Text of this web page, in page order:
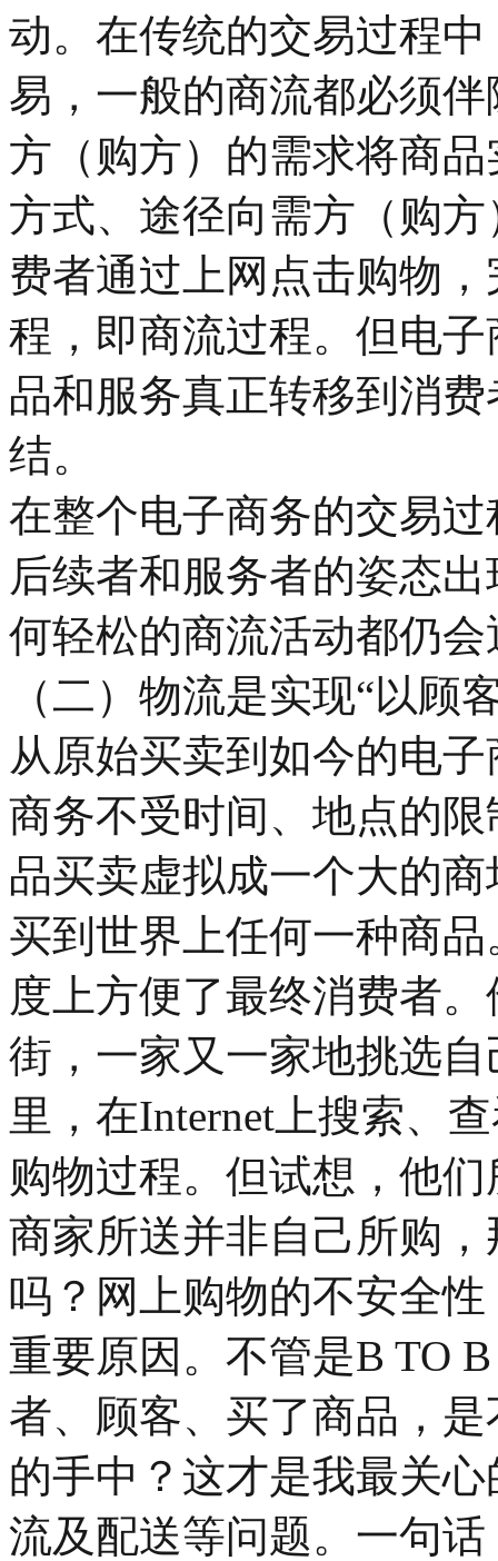
动。在传统的交易过程
易，一般的商流都必须
方（购方）的需求将商
方式、途径向需方（购
费者通过上网点击购物
程，即商流过程。但电
品和服务真正转移到消
结。
在整个电子商务的交易
后续者和服务者的姿态
何轻松的商流活动都仍
（二）物流是实现“以顾
从原始买卖到如今的电
商务不受时间、地点的
品买卖虚拟成一个大的
买到世界上任何一种商
度上方便了最终消费者
街，一家又一家地挑选
里，在Internet上搜索、
购物过程。但试想，他
商家所送并非自己所购
吗？网上购物的不安全
重要原因。不管是B TO
者、顾客、买了商品，
的手中？这才是我最关
流及配送等问题。一句